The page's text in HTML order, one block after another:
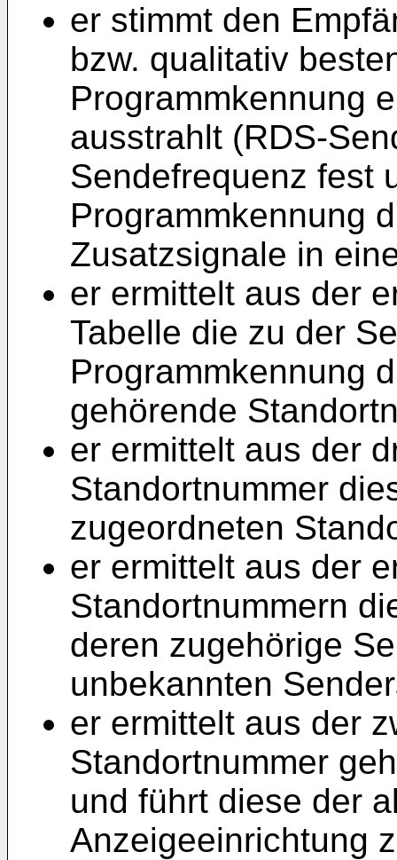
er stimmt den
bzw. qualitativ
Programmkennung
ausstrahlt (RDS-
Sendefrequenz fest
Programmkennung
Zusatzsignale in
er ermittelt aus der
Tabelle die zu der
Programmkennung
gehörende
er ermittelt aus der
Standortnummer
zugeordneten
er ermittelt aus der
Standortnummern
deren zugehörige
unbekannten
er ermittelt aus der
Standortnummer
und führt diese der
Anzeigeeinrichtung